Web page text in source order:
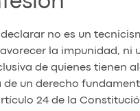
no es un
la impunidad, ni
de quienes tienen
un derecho
24 de la